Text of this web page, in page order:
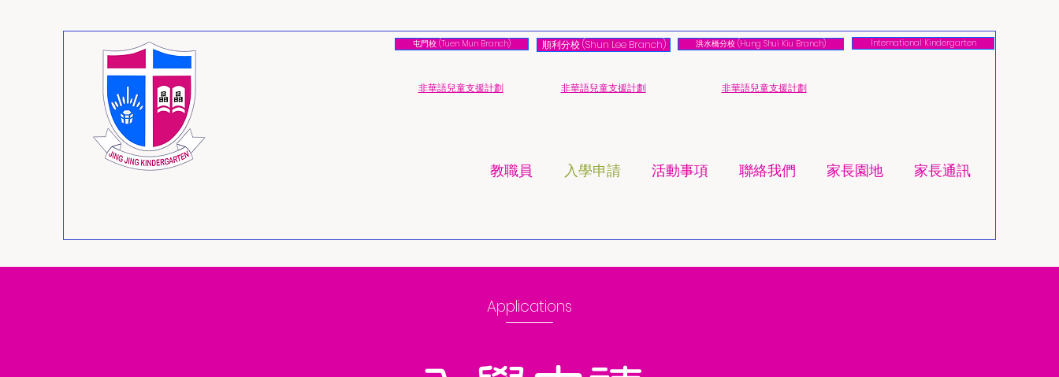
屯門校 (Tuen Mun Branch)
​非華語兒童支援計劃
順利分校 (Shun Lee Branch) 洪水橋分校 (Hung Shui Kiu Branch) International Kindergarten
​非華語兒童支援計劃 ​非華語兒童支援計劃
教職員 入學申請 活動事項 聯絡我們 家長園地 家長通訊
Applications